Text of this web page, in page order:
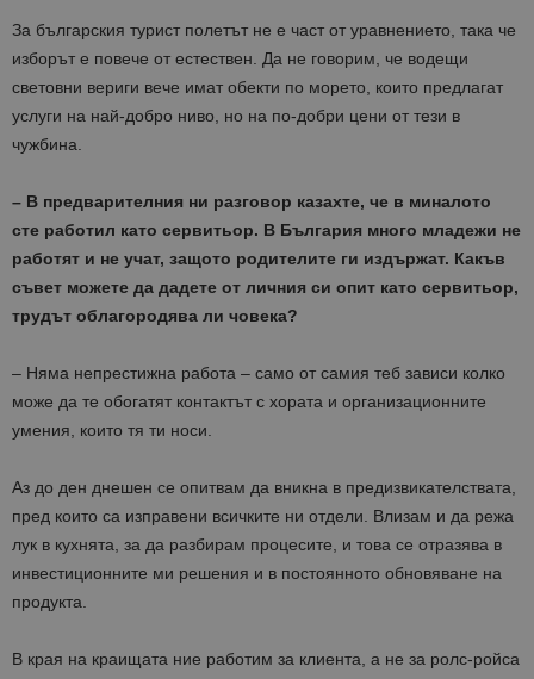
За българския турист полетът не е част от уравнението, така че
изборът е повече от естествен. Да не говорим, че водещи
световни вериги вече имат обекти по морето, които предлагат
услуги на най-добро ниво, но на по-добри цени от тези в
чужбина.
– В предварителния ни разговор казахте, че в миналото
сте работил като сервитьор. В България много младежи не
работят и не учат, защото родителите ги издържат. Какъв
съвет можете да дадете от личния си опит като сервитьор,
трудът облагородява ли човека?
– Няма непрестижна работа – само от самия теб зависи колко
може да те обогатят контактът с хората и организационните
умения, които тя ти носи.
Аз до ден днешен се опитвам да вникна в предизвикателствата,
пред които са изправени всичките ни отдели. Влизам и да режа
лук в кухнята, за да разбирам процесите, и това се отразява в
инвестиционните ми решения и в постоянното обновяване на
продукта.
В края на краищата ние работим за клиента, а не за ролс-ройса